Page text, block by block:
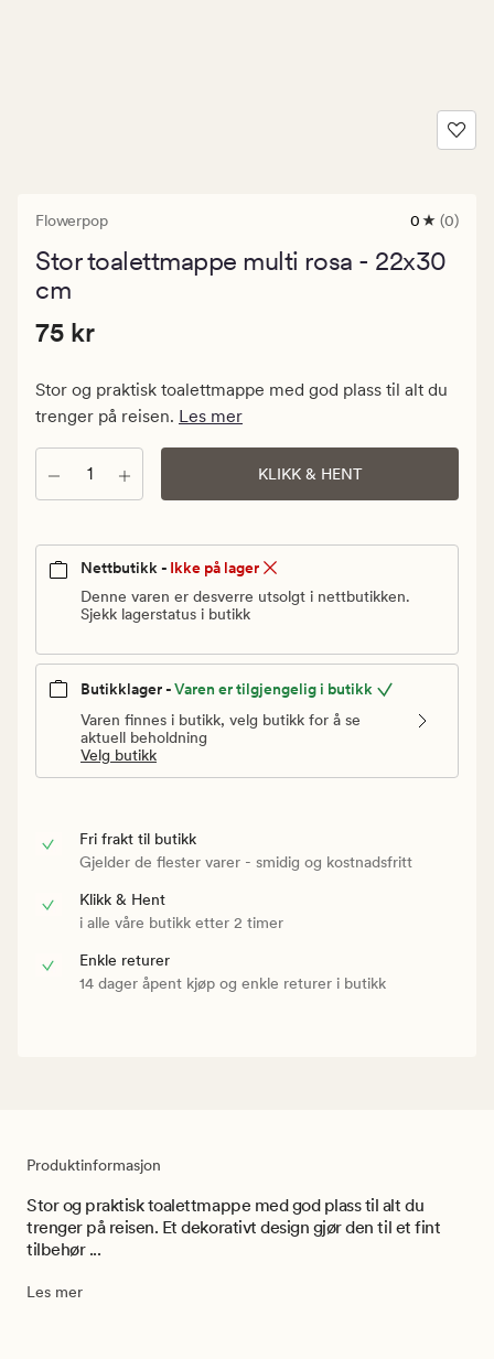
Flowerpop
0
med
0 (0)
Stor toalettmappe multi rosa - 22x30
cm
Pris
75
kr
Pris 75 kr
75 kr
Stor og praktisk toalettmappe med god plass til alt du
trenger på reisen. Les mer
Antall KLIKK & HENT
Nettbutikk - Ikke på lager
Denne varen er desverre utsolgt i nettbutikken.
Sjekk lagerstatus i butikk
Butikklager -Varen er tilgjengelig i butikk
Varen finnes i butikk, velg butikk for å se
aktuell beholdning
Velg butikk
Fri frakt til butikk
Gjelder de flester varer - smidig og kostnadsfritt
Klikk & Hent
i alle våre butikk etter 2 timer
Enkle returer
14 dager åpent kjøp og enkle returer i butikk
Produktinformasjon
Stor og praktisk toalettmappe med god plass til alt du
trenger på reisen. Et dekorativt design gjør den til et fint
tilbehør ...
Les mer